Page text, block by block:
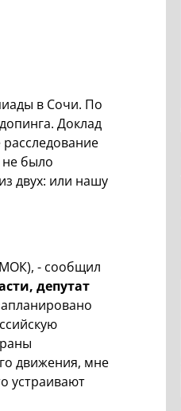
в Сочи. По
Доклад
было
двух: или нашу
- сообщил
депутат
движения, мне
устраивают